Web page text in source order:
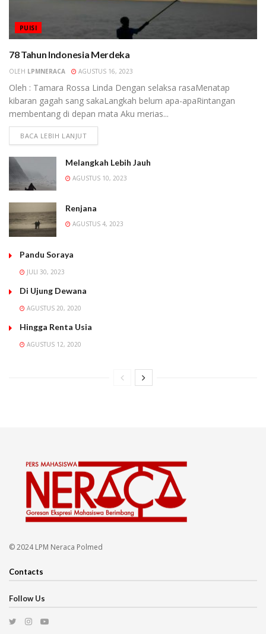
PUISI
78 Tahun Indonesia Merdeka
OLEH LPMNERACA AGUSTUS 16, 2023
Oleh : Tamara Rossa Linda Dengan selaksa rasaMenatap
kibaran gagah sang sakaLangkah belum apa-apaRintangan
membentang di depan mata Aku merias...
BACA LEBIH LANJUT
Melangkah Lebih Jauh
AGUSTUS 10, 2023
Renjana
AGUSTUS 4, 2023
Pandu Soraya
JULI 30, 2023
Di Ujung Dewana
AGUSTUS 20, 2020
Hingga Renta Usia
AGUSTUS 12, 2020
© 2024 LPM Neraca Polmed
Contacts
Follow Us